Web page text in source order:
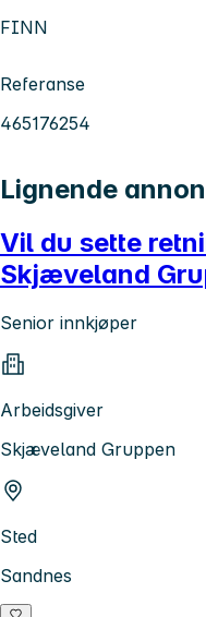
FINN
Referanse
465176254
Lignende
Vil du sette
Skjæveland
Senior innkjøper
Arbeidsgiver
Skjæveland Gruppen
Sted
Sandnes